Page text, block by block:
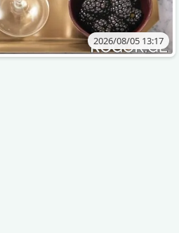
2026/08/05 13:17